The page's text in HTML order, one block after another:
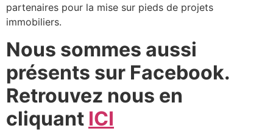
partenaires pour la mise sur pieds de projets
immobiliers.
Nous sommes aussi
présents sur Facebook.
Retrouvez nous en
cliquant ICI